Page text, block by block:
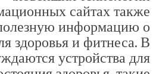
На
можно найти
гаджетах
статьях